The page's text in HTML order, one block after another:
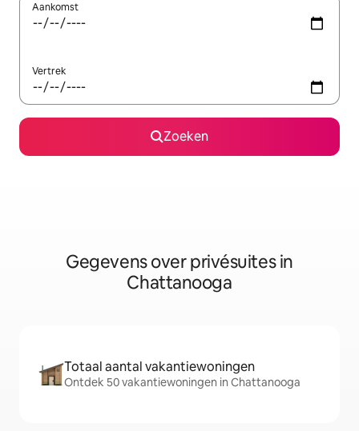
Aankomst
Vertrek
Zoeken
Gegevens over privésuites in
Chattanooga
Totaal aantal vakantiewoningen
Ontdek 50 vakantiewoningen in Chattanooga